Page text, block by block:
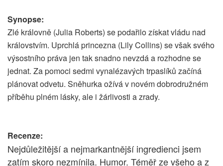
Synopse:
Zlé královně (Julia Roberts) se podařilo získat vládu nad
královstvím. Uprchlá princezna (Lily Collins) se však svého
výsostního práva jen tak snadno nevzdá a rozhodne se
jednat. Za pomoci sedmi vynalézavých trpaslíků začíná
plánovat odvetu. Sněhurka ožívá v novém dobrodružném
příběhu plném lásky, ale i žárlivosti a zrady.
Recenze:
Nejdůležitější a nejmarkantnější ingredienci jsem
zatím skoro nezmínila. Humor. Téměř ze všeho a z